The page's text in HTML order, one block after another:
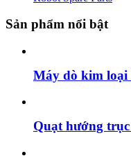
Sản phẩm nổi bật
Máy dò kim loại
Quạt hướng